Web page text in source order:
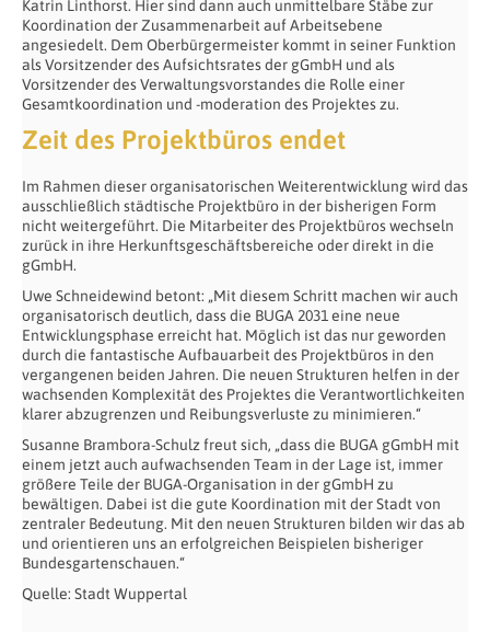
Katrin Linthorst. Hier sind dann auch unmittelbare Stäbe zur
Koordination der Zusammenarbeit auf Arbeitsebene
angesiedelt. Dem Oberbürgermeister kommt in seiner Funktion
als Vorsitzender des Aufsichtsrates der gGmbH und als
Vorsitzender des Verwaltungsvorstandes die Rolle einer
Gesamtkoordination und -moderation des Projektes zu.
Zeit des Projektbüros endet
Im Rahmen dieser organisatorischen Weiterentwicklung wird das
ausschließlich städtische Projektbüro in der bisherigen Form
nicht weitergeführt. Die Mitarbeiter des Projektbüros wechseln
zurück in ihre Herkunftsgeschäftsbereiche oder direkt in die
gGmbH.
Uwe Schneidewind betont: „Mit diesem Schritt machen wir auch
organisatorisch deutlich, dass die BUGA 2031 eine neue
Entwicklungsphase erreicht hat. Möglich ist das nur geworden
durch die fantastische Aufbauarbeit des Projektbüros in den
vergangenen beiden Jahren. Die neuen Strukturen helfen in der
wachsenden Komplexität des Projektes die Verantwortlichkeiten
klarer abzugrenzen und Reibungsverluste zu minimieren.“
Susanne Brambora-Schulz freut sich, „dass die BUGA gGmbH mit
einem jetzt auch aufwachsenden Team in der Lage ist, immer
größere Teile der BUGA-Organisation in der gGmbH zu
bewältigen. Dabei ist die gute Koordination mit der Stadt von
zentraler Bedeutung. Mit den neuen Strukturen bilden wir das ab
und orientieren uns an erfolgreichen Beispielen bisheriger
Bundesgartenschauen.“
Quelle: Stadt Wuppertal